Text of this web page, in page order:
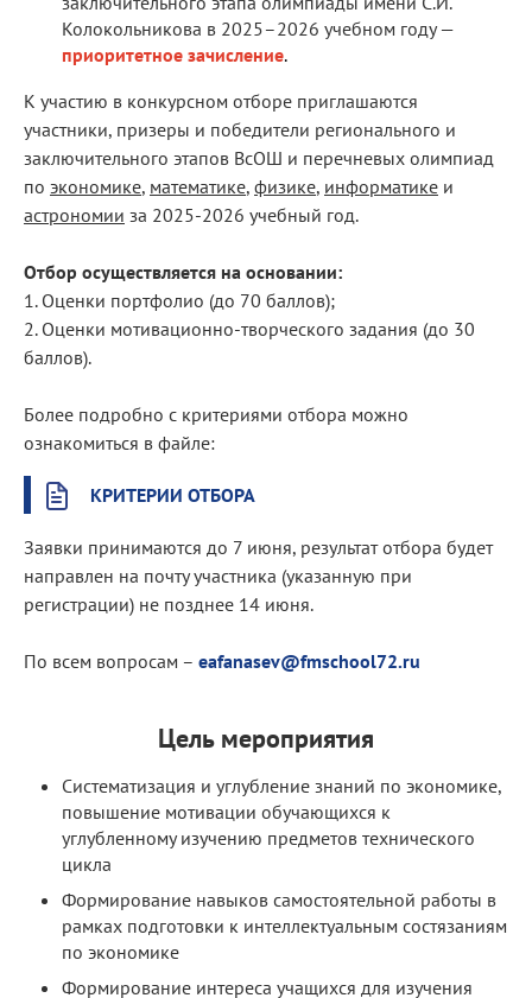
Колокольникова в 2025–2026 учебном году —
приоритетное зачисление.
К участию в конкурсном отборе приглашаются
участники, призеры и победители регионального и
заключительного этапов ВсОШ и перечневых олимпиад
по экономике, математике, физике, информатике и
астрономии за 2025-2026 учебный год.
Отбор осуществляется на основании:
1. Оценки портфолио (до 70 баллов);
2. Оценки мотивационно-творческого задания (до 30
баллов).
Более подробно с критериями отбора можно
ознакомиться в файле:
КРИТЕРИИ ОТБОРА
Заявки принимаются до 7 июня, результат отбора будет
направлен на почту участника (указанную при
регистрации) не позднее 14 июня.
По всем вопросам – eafanasev@fmschool72.ru
Цель мероприятия
Систематизация и углубление знаний по экономике,
повышение мотивации обучающихся к
углубленному изучению предметов технического
цикла
Формирование навыков самостоятельной работы в
рамках подготовки к интеллектуальным состязаниям
по экономике
Формирование интереса учащихся для изучения